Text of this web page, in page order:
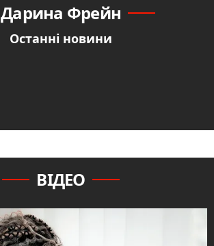
Дарина Фрейн
Останні новини
ВІДЕО